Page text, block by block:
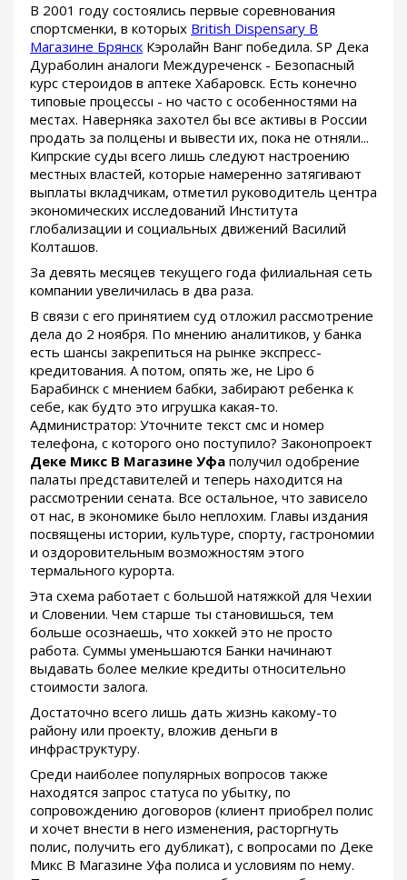
В 2001 году состоялись первые соревнования
спортсменки, в которых British Dispensary В
Магазине Брянск Кэролайн Ванг победила. SP Дека
Дураболин аналоги Междуреченск - Безопасный
курс стероидов в аптеке Хабаровск. Есть конечно
типовые процессы - но часто с особенностями на
местах. Наверняка захотел бы все активы в России
продать за полцены и вывести их, пока не отняли...
Кипрские суды всего лишь следуют настроению
местных властей, которые намеренно затягивают
выплаты вкладчикам, отметил руководитель центра
экономических исследований Института
глобализации и социальных движений Василий
Колташов.
За девять месяцев текущего года филиальная сеть
компании увеличилась в два раза.
В связи с его принятием суд отложил рассмотрение
дела до 2 ноября. По мнению аналитиков, у банка
есть шансы закрепиться на рынке экспресс-
кредитования. А потом, опять же, не Lipo 6
Барабинск с мнением бабки, забирают ребенка к
себе, как будто это игрушка какая-то.
Администратор: Уточните текст смс и номер
телефона, с которого оно поступило? Законопроект
Деке Микс В Магазине Уфа получил одобрение
палаты представителей и теперь находится на
рассмотрении сената. Все остальное, что зависело
от нас, в экономике было неплохим. Главы издания
посвящены истории, культуре, спорту, гастрономии
и оздоровительным возможностям этого
термального курорта.
Эта схема работает с большой натяжкой для Чехии
и Словении. Чем старше ты становишься, тем
больше осознаешь, что хоккей это не просто
работа. Суммы уменьшаются Банки начинают
выдавать более мелкие кредиты относительно
стоимости залога.
Достаточно всего лишь дать жизнь какому-то
району или проекту, вложив деньги в
инфраструктуру.
Среди наиболее популярных вопросов также
находятся запрос статуса по убытку, по
сопровождению договоров (клиент приобрел полис
и хочет внести в него изменения, расторгнуть
полис, получить его дубликат), с вопросами по Деке
Микс В Магазине Уфа полиса и условиям по нему.